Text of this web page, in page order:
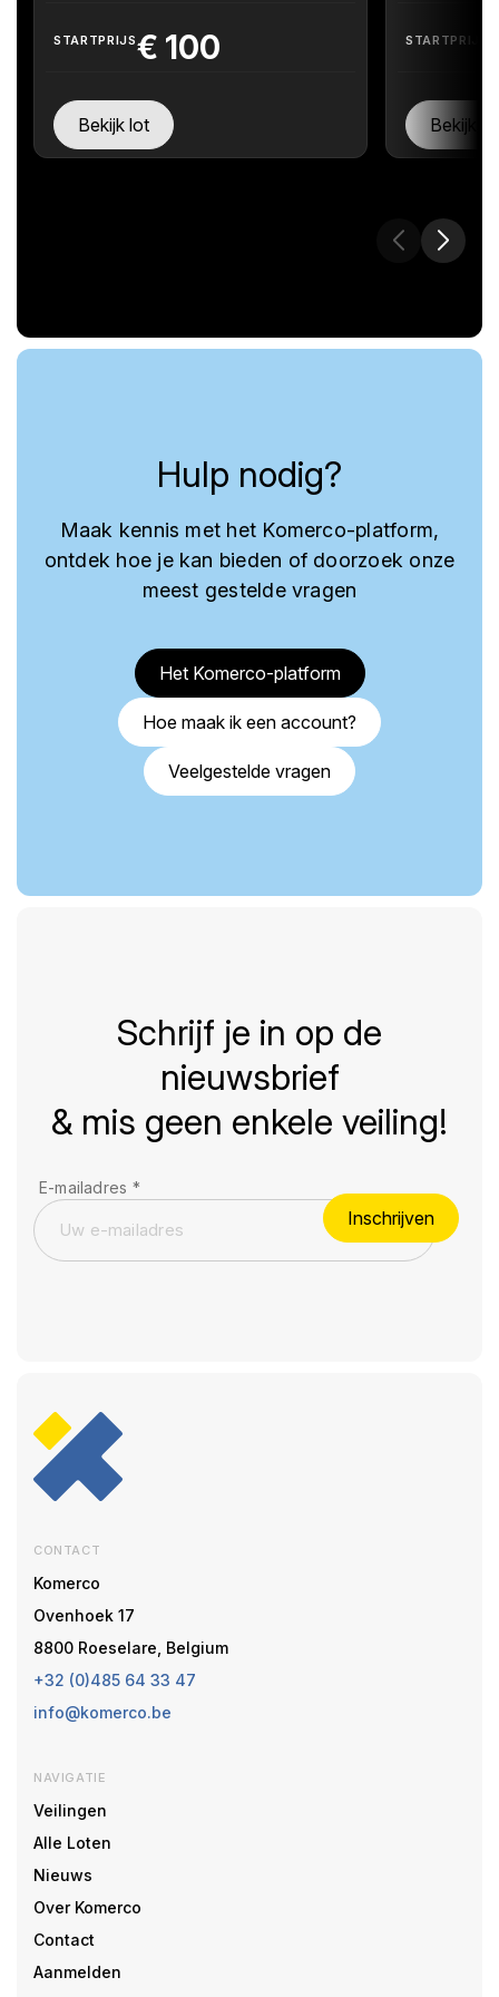
STARTPRIJS€ 100
Bekijk lot
STARTPRIJS
Bekijk
Hulp nodig?
Maak kennis met het Komerco-platform,
ontdek hoe je kan bieden of doorzoek onze
meest gestelde vragen
Het Komerco-platform
Hoe maak ik een account?
Veelgestelde vragen
Schrijf je in op de
nieuwsbrief
& mis geen enkele veiling!
E-mailadres *
Inschrijven
CONTACT
Komerco
Ovenhoek 17
8800 Roeselare, Belgium
+32 (0)485 64 33 47
info@komerco.be
NAVIGATIE
Veilingen
Alle Loten
Nieuws
Over Komerco
Contact
Aanmelden